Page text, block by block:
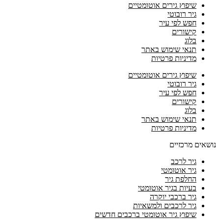
שיפוץ גירים אוטומטיים
גיר רובוטי
חפש לפי עיר
קישורים
בלוג
תנאי שימוש באתר
מדיניות פרטיות
שיפוץ גירים אוטומטיים
גיר רובוטי
חפש לפי עיר
קישורים
בלוג
תנאי שימוש באתר
מדיניות פרטיות
נושאים מרכזיים
גיר לרכב
גיר אוטומטי
החלפת גיר
בעיות בגיר אוטומטי
גיר ברכבי יוקרה
גיר לרכבים ולמשאיות
שיפוץ גיר אוטומטי ברכבים חדשים